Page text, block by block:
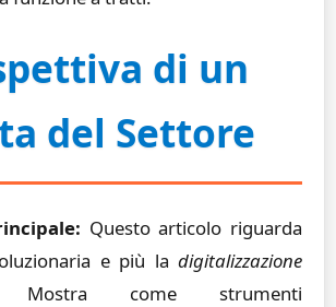
di un
del Settore
Questo articolo riguarda
e più la digitalizzazione
come strumenti